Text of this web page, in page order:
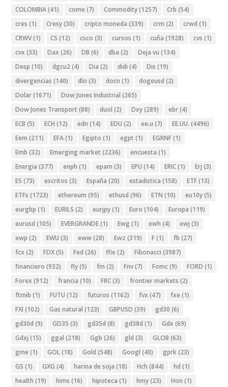
COLOMBIA(41) come (7) Commodity(1257) Crb (54)
cres (1) Cresy(30) cripto moneda (339) crm (2) crwd (1)
CRWV(1) CS (12) csco (3) cursos (1) cuña (1928) cvs (1)
cvx (33) Dax (26) DB (6) dba (2) Deja vu (134)
Desp (10) dgcu2(4) Dia (2) didi (4) Dis (19)
divergencias (140) dlo (3) docn (1) dogeusd (2)
Dolar(1671) Dow Jones Industrial (265)
Dow Jones Transport (88) duol (2) Dxy(289) ebr(4)
ECB (5) ECH (12) edn (14) EDU (2) ee.u (7) EE.UU. (4496)
Eem (211) EFA(1) Egipto (1) egpt (1) EGRNF(1)
Emb (32) Emerging market (2236) encuesta (1)
Energia (377) enph (1) epam (3) EPU (14) ERIC(1) Erj (3)
ES (73) escritos (3) España (20) estadistica (158) ETF(13)
ETFs (1723) ethereum (95) ethusd (96) ETN (10) eu10y(5)
eurgbp (1) EURILS (2) eurjpy(1) Euro (104) Europa (119)
eurusd (105) EVERGRANDE(1) Ewg (1) ewh (4) ewj (3)
ewp (2) EWU (3) eww(28) Ewz (319) F(1) fb (27)
fcx (2) FDX(5) Fed (26) ffie (2) Fibonacci (3987)
financiero (932) fly(5) fm (2) Fnv(7) Fomc(9) FORD (1)
Forex (912) francia (10) FRC(3) frontier markets (2)
ftmib (1) FUTU (12) futuros (1162) fvx (47) fxe (1)
FXI (102) Gas natural (123) GBPUSD (39) gd30 (6)
gd30d (9) GD35 (3) gd35d (8) gd38d (1) Gdx (69)
Gdxj (15) ggal (218) Ggb (26) gld (3) GLOB (63)
gme (1) GOL(18) Gold (548) Googl (40) gprk(23)
GS (1) GXG (4) harina de soja (18) Hch (844) hd (1)
health (19) hims (16) hipoteca (1) hmy(23) Hon (1)